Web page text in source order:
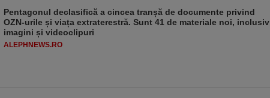
Pentagonul declasifică a cincea tranșă de documente privind
OZN-urile și viața extraterestră. Sunt 41 de materiale noi, inclusiv
imagini și videoclipuri
ALEPHNEWS.RO